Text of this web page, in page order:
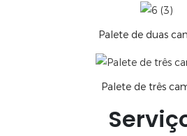
Palete de duas
Palete de três